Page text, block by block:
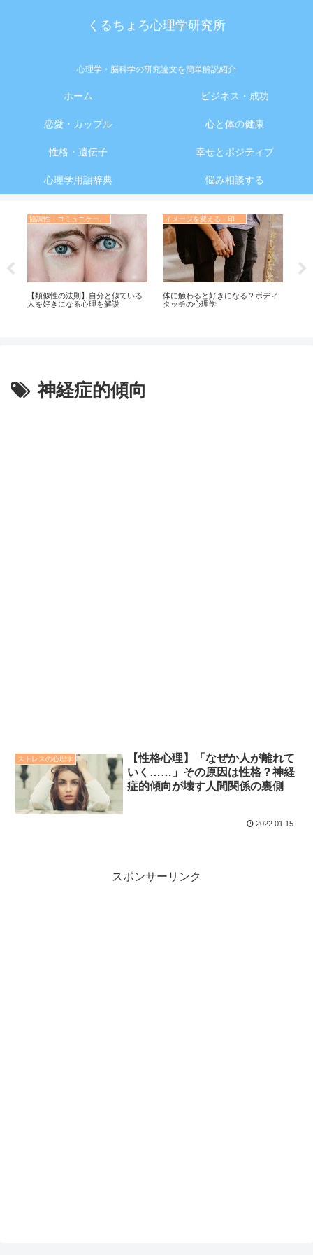
くるちょろ心理学研究所
心理学・脳科学の研究論文を簡単解説紹介
ホーム ビジネス・成功
恋愛・カップル 心と体の健康
性格・遺伝子 幸せとポジティブ
心理学用語辞典 悩み相談する
【類似性の法則】自分と似ている
人を好きになる心理を解説
体に触わると好きになる？ボディ
タッチの心理学
神経症的傾向
ストレスの心理学
【性格心理】「なぜか人が離れて
いく……」その原因は性格？神経
症的傾向が壊す人間関係の裏側
2022.01.15
スポンサーリンク